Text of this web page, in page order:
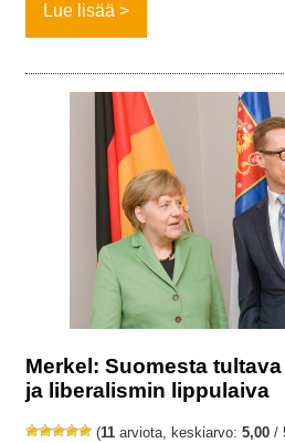
Lue lisää
Merkel: Suomesta
ja liberalismin lippulaiva
(11 arviota, keskiarvo: 5,00 /